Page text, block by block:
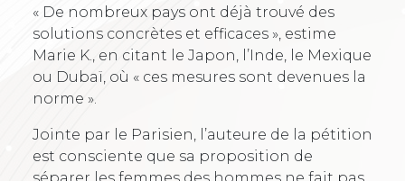
« De nombreux pays ont déjà trouvé des
solutions concrètes et efficaces », estime
Marie K., en citant le Japon, l’Inde, le Mexique
ou Dubaï, où « ces mesures sont devenues la
norme ».
Jointe par le Parisien, l’auteure de la pétition
est consciente que sa proposition de
séparer les femmes des hommes ne fait pas